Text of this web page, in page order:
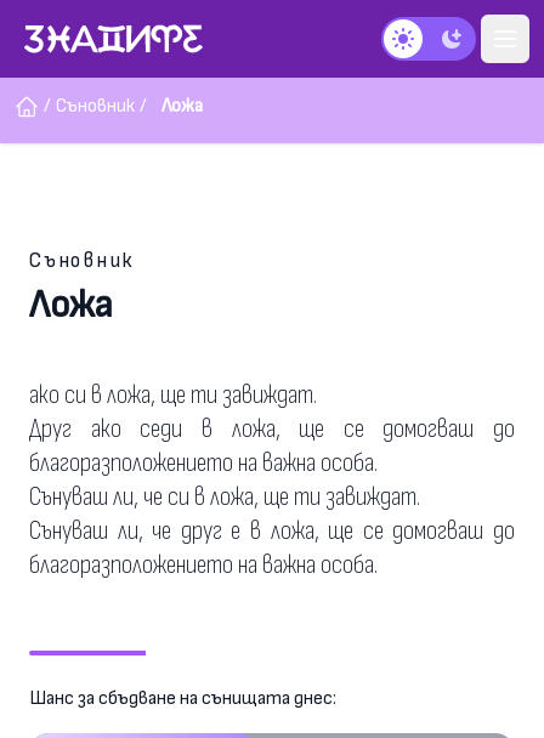
Тъмен режим
/ Съновник / Ложа
Съновник
Ложа
ако си в ложа, ще ти завиждат.
Друг ако седи в ложа, ще се домогваш до
благоразположението на важна особа.
Сънуваш ли, че си в ложа, ще ти завиждат.
Сънуваш ли, че друг е в ложа, ще се домогваш до
благоразположението на важна особа.
Шанс за сбъдване на сънищата днес: